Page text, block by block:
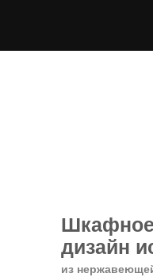
дизайн
из